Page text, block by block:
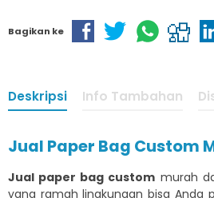
Bagikan ke
Deskripsi Info Tambahan
Jual Paper Bag Custom
Jual paper bag custom murah
yang ramah lingkungan bisa Anda